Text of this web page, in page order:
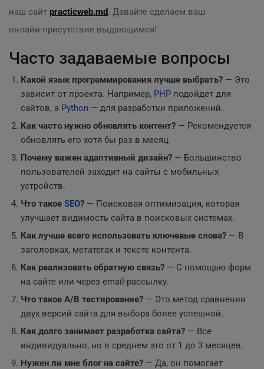
наш сайт practicweb.md. Давайте сделаем ваш
онлайн-присутствие выдающимся!
Часто задаваемые вопросы
Какой язык программирования лучше выбрать? — Это
зависит от проекта. Например, PHP подойдет для
сайтов, а Python — для разработки приложений.
Как часто нужно обновлять контент? — Рекомендуется
обновлять его хотя бы раз в месяц.
Почему важен адаптивный дизайн? — Большинство
пользователей заходит на сайты с мобильных
устройств.
Что такое SEO? — Поисковая оптимизация, которая
улучшает видимость сайта в поисковых системах.
Как лучше всего использовать ключевые слова? — В
заголовках, метатегах и тексте контента.
Как реализовать обратную связь? — С помощью форм
на сайте или через email-рассылку.
Что такое A/B тестирование? — Это метод сравнения
двух версий сайта для выбора более успешной.
Как долго занимает разработка сайта? — Все
индивидуально, но в среднем это от 1 до 3 месяцев.
Нужен ли мне блог на сайте? — Да, он помогает